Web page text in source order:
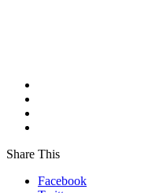
Share This
Facebook